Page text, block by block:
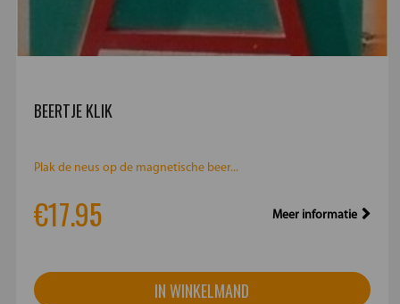
BEERTJE KLIK
Plak de neus op de magnetische beer...
€17.95 Meer informatie
IN WINKELMAND